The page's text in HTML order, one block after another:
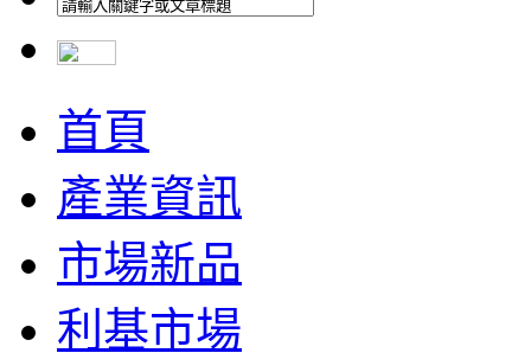
首頁
產業資訊
市場新品
利基市場